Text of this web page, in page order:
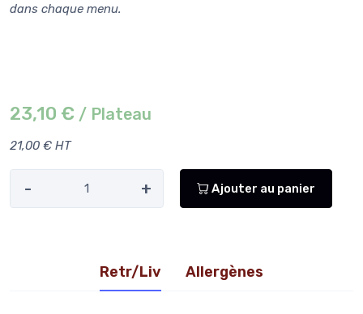
dans chaque menu.
23,10 € / Plateau
21,00 € HT
- + Ajouter au panier
Retr/Liv Allergènes